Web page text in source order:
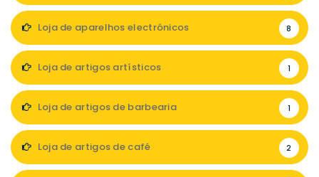
Loja de aparelhos electrónicos 8
Loja de artigos artísticos 1
Loja de artigos de barbearia 1
Loja de artigos de café 2